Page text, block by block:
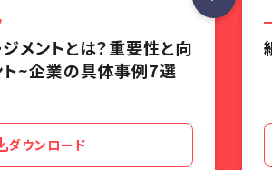
メントとは？重要性と向
~企業の具体事例7選
ダウンロード